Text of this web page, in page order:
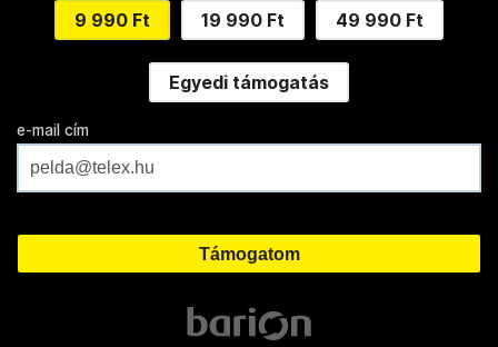
9 990 Ft 19 990 Ft 49 990 Ft
Egyedi támogatás
e-mail cím